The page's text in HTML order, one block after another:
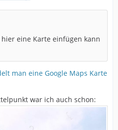
eine Karte einfügen kann
man eine Google Maps Karte
war ich auch schon: